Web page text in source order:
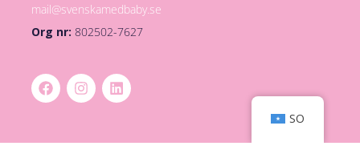
mail@svenskamedbaby.se
Org nr: 802502-7627
SO